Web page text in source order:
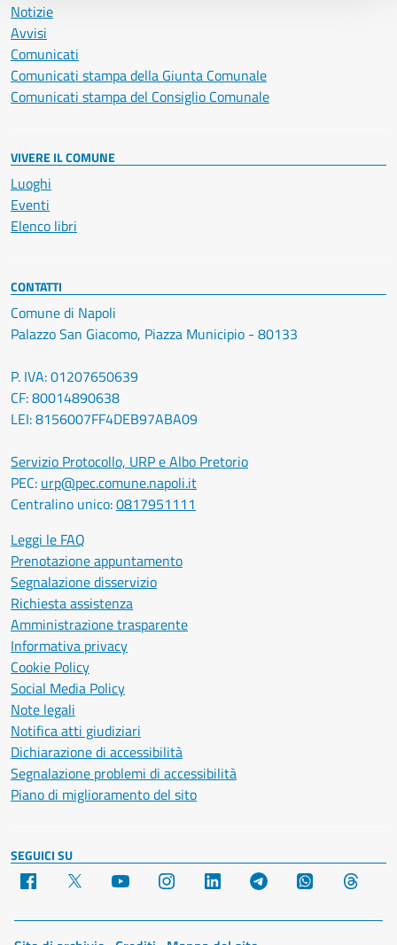
Notizie
Avvisi
Comunicati
Comunicati stampa della Giunta Comunale
Comunicati stampa del Consiglio Comunale
VIVERE IL COMUNE
Luoghi
Eventi
Elenco libri
CONTATTI
Comune di Napoli
Palazzo San Giacomo, Piazza Municipio - 80133
P. IVA: 01207650639
CF: 80014890638
LEI: 8156007FF4DEB97ABA09
Servizio Protocollo, URP e Albo Pretorio
PEC: urp@pec.comune.napoli.it
Centralino unico:0817951111
Leggi le FAQ
Prenotazione appuntamento
Segnalazione disservizio
Richiesta assistenza
Amministrazione trasparente
Informativa privacy
Cookie Policy
Social Media Policy
Note legali
Notifica atti giudiziari
Dichiarazione di accessibilità
Segnalazione problemi di accessibilità
Piano di miglioramento del sito
SEGUICI SU
Facebook YouTube Instagram LinkedIn Telegram WhatsApp